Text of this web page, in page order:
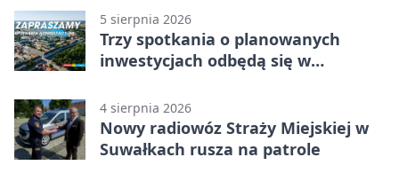
5 sierpnia 2026
Trzy spotkania o planowanych
inwestycjach odbędą się w
4 sierpnia 2026
Nowy radiowóz Straży Miejskiej w
Suwałkach rusza na patrole